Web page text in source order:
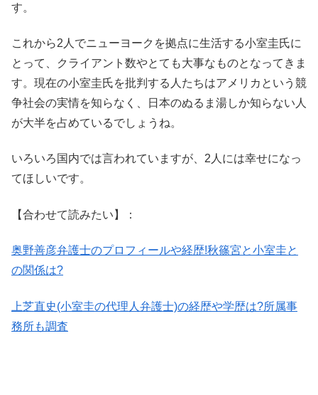
す。
これから2人でニューヨークを拠点に生活する小室圭氏に
とって、クライアント数やとても大事なものとなってきま
す。現在の小室圭氏を批判する人たちはアメリカという競
争社会の実情を知らなく、日本のぬるま湯しか知らない人
が大半を占めているでしょうね。
いろいろ国内では言われていますが、2人には幸せになっ
てほしいです。
【合わせて読みたい】：
奥野善彦弁護士のプロフィールや経歴!秋篠宮と小室圭と
の関係は?
上芝直史(小室圭の代理人弁護士)の経歴や学歴は?所属事
務所も調査